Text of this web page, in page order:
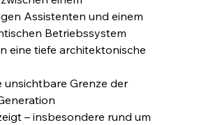
Assistenten und einem
Betriebssystem
eine tiefe architektonische
unsichtbare Grenze der
– insbesondere rund um